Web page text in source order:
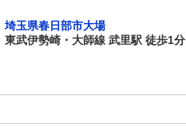
埼玉県春日部市大場
東武伊勢崎・大師線 武里駅 徒歩1分